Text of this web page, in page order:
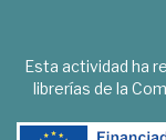
Esta actividad ha
librerías de la